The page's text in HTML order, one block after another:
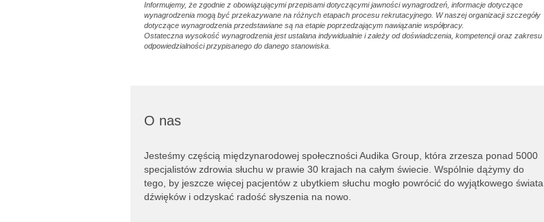
Informujemy, że zgodnie z obowiązującymi przepisami dotyczącymi jawności wynagrodzeń, informacje dotyczące
wynagrodzenia mogą być przekazywane na różnych etapach procesu rekrutacyjnego. W naszej organizacji szczegóły
dotyczące wynagrodzenia przedstawiane są na etapie poprzedzającym nawiązanie współpracy.
Ostateczna wysokość wynagrodzenia jest ustalana indywidualnie i zależy od doświadczenia, kompetencji oraz zakresu
odpowiedzialności przypisanego do danego stanowiska.
O nas
Jesteśmy częścią międzynarodowej społeczności Audika Group, która zrzesza ponad 5000
specjalistów zdrowia słuchu w prawie 30 krajach na całym świecie. Wspólnie dążymy do
tego, by jeszcze więcej pacjentów z ubytkiem słuchu mogło powrócić do wyjątkowego świata
dźwięków i odzyskać radość słyszenia na nowo.